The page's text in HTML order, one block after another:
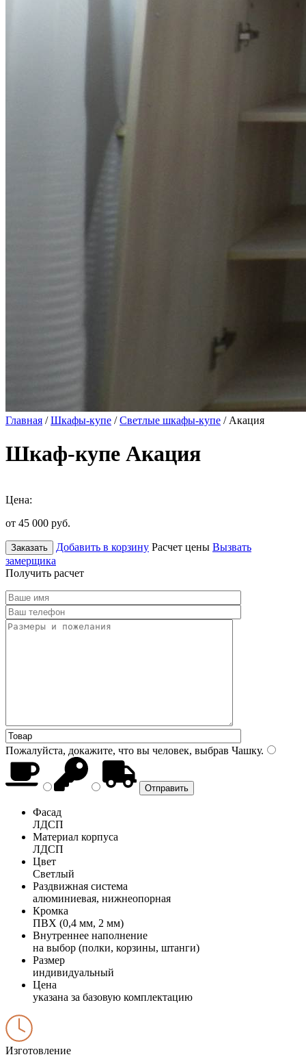
Главная /Шкафы-купе /Светлые шкафы-купе / Акация
Шкаф-купе Акация
Цена:
от 45 000 руб.
Заказать Добавить в корзину Расчет цены Вызвать
замерщика
Получить расчет
Пожалуйста, докажите, что вы человек, выбрав Чашку.
Фасад
ЛДСП
Материал корпуса
ЛДСП
Цвет
Светлый
Раздвижная система
алюминиевая, нижнеопорная
Кромка
ПВХ (0,4 мм, 2 мм)
Внутреннее наполнение
на выбор (полки, корзины, штанги)
Размер
индивидуальный
Цена
указана за базовую комплектацию
Изготовление